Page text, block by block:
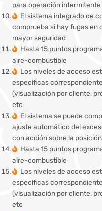
para operación
El sistema integrado de
comprueba si hay fugas en
mayor seguridad
Hasta 15 puntos
aire-combustible
Los niveles de acceso
específicas
(visualización por cliente,
etc
El sistema se puede
ajuste automático del
con acción sobre la
Hasta 15 puntos
aire-combustible
Los niveles de acceso
específicas
(visualización por cliente,
etc